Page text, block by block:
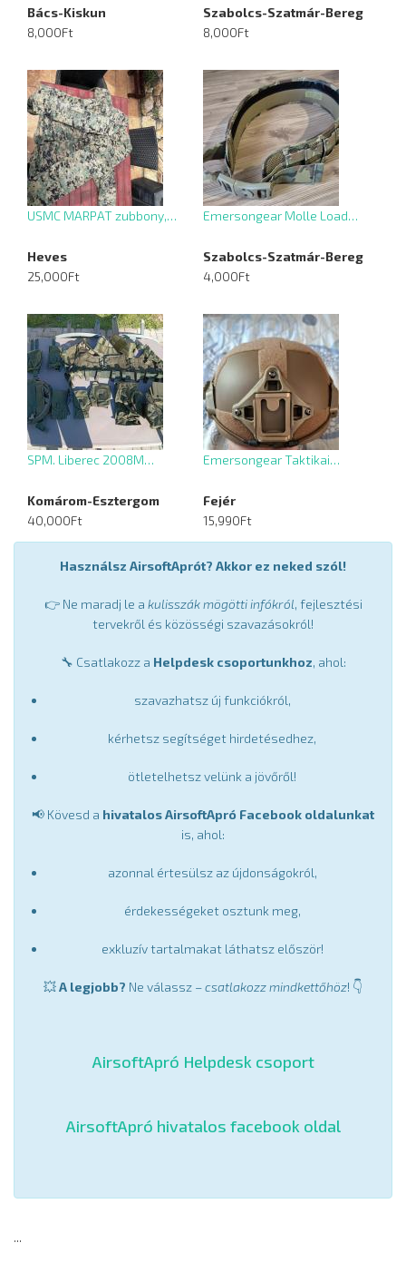
Bács-Kiskun
8,000Ft
Szabolcs-Szatmár-Bereg
8,000Ft
USMC MARPAT zubbony,…
Heves
25,000Ft
Emersongear Molle Load…
Szabolcs-Szatmár-Bereg
4,000Ft
SPM. Liberec 2008M…
Komárom-Esztergom
40,000Ft
Emersongear Taktikai…
Fejér
15,990Ft
Használsz AirsoftAprót? Akkor ez neked szól!
👉 Ne maradj le a kulisszák mögötti infókról, fejlesztési
tervekről és közösségi szavazásokról!
🔧 Csatlakozz a Helpdesk csoportunkhoz, ahol:
szavazhatsz új funkciókról,
kérhetsz segítséget hirdetésedhez,
ötletelhetsz velünk a jövőről!
📢 Kövesd a hivatalos AirsoftApró Facebook oldalunkat
is, ahol:
azonnal értesülsz az újdonságokról,
érdekességeket osztunk meg,
exkluzív tartalmakat láthatsz először!
💥A legjobb? Ne válassz –csatlakozz mindkettőhöz! 👇
AirsoftApró Helpdesk csoport
AirsoftApró hivatalos facebook oldal
...